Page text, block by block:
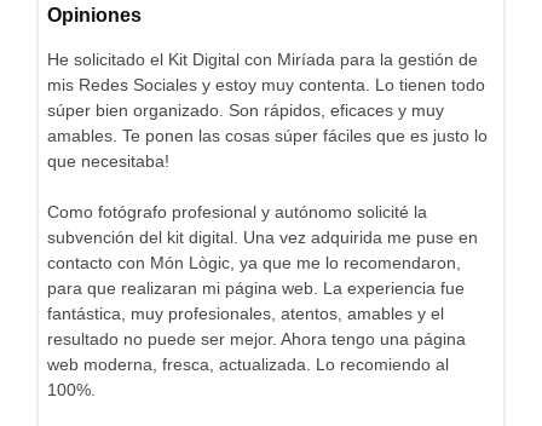
Opiniones
He solicitado el Kit Digital con Miríada para la gestión de
mis Redes Sociales y estoy muy contenta. Lo tienen todo
súper bien organizado. Son rápidos, eficaces y muy
amables. Te ponen las cosas súper fáciles que es justo lo
que necesitaba!
Como fotógrafo profesional y autónomo solicité la
subvención del kit digital. Una vez adquirida me puse en
contacto con Món Lògic, ya que me lo recomendaron,
para que realizaran mi página web. La experiencia fue
fantástica, muy profesionales, atentos, amables y el
resultado no puede ser mejor. Ahora tengo una página
web moderna, fresca, actualizada. Lo recomiendo al
100%.